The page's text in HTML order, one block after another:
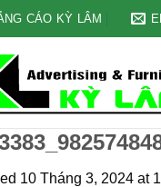
CÁO KỲ LÂM
10 Tháng 3, 2024 at